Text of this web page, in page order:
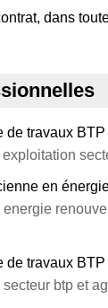
dans
de travaux BTP
en
de travaux BTP
btp et